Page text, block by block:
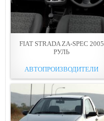
FIAT STRADA ZA-SPEC 2005
РУЛЬ
АВТОПРОИЗВОДИТЕЛИ